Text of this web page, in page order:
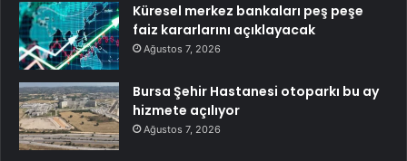
Küresel merkez bankaları peş peşe
faiz kararlarını açıklayacak
Ağustos 7, 2026
Bursa Şehir Hastanesi otoparkı bu ay
hizmete açılıyor
Ağustos 7, 2026